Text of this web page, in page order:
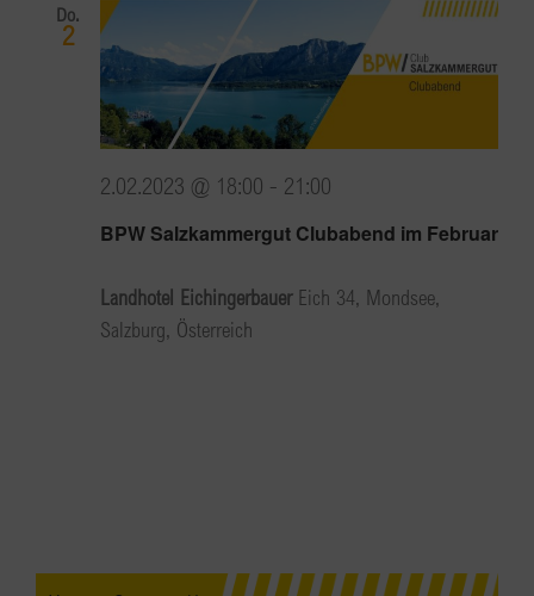
Do.
2
BPW Salzkammergut Clubabend im Februar
2.02.2023 @ 18:00 - 21:00
Landhotel Eichingerbauer Eich 34, Mondsee,
Salzburg, Österreich